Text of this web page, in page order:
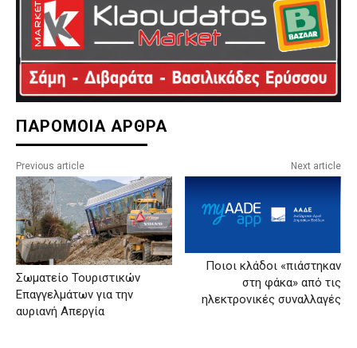
ΠΑΡΟΜΟΙΑ ΑΡΘΡΑ
Previous article
Σωματείο Τουριστικών
Επαγγελμάτων για την
αυριανή Απεργία
Next article
Ποιοι κλάδοι «πιάστηκαν
στη φάκα» από τις
ηλεκτρονικές συναλλαγές